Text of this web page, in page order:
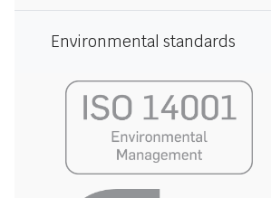
Environmental standards